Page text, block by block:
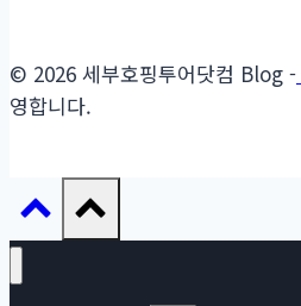
© 2026 세부호핑투어닷컴 Blog -
영합니다.